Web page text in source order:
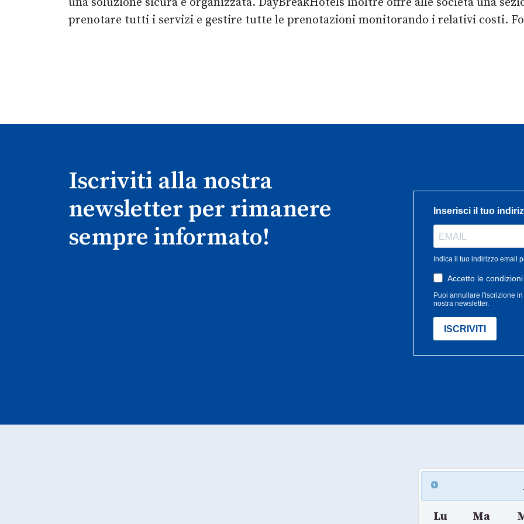
prenotare tutti i servizi e gestire tutte le prenotazioni monitorando i relativi costi.
Iscriviti alla nostra
newsletter per rimanere
sempre informato!
Lu Ma